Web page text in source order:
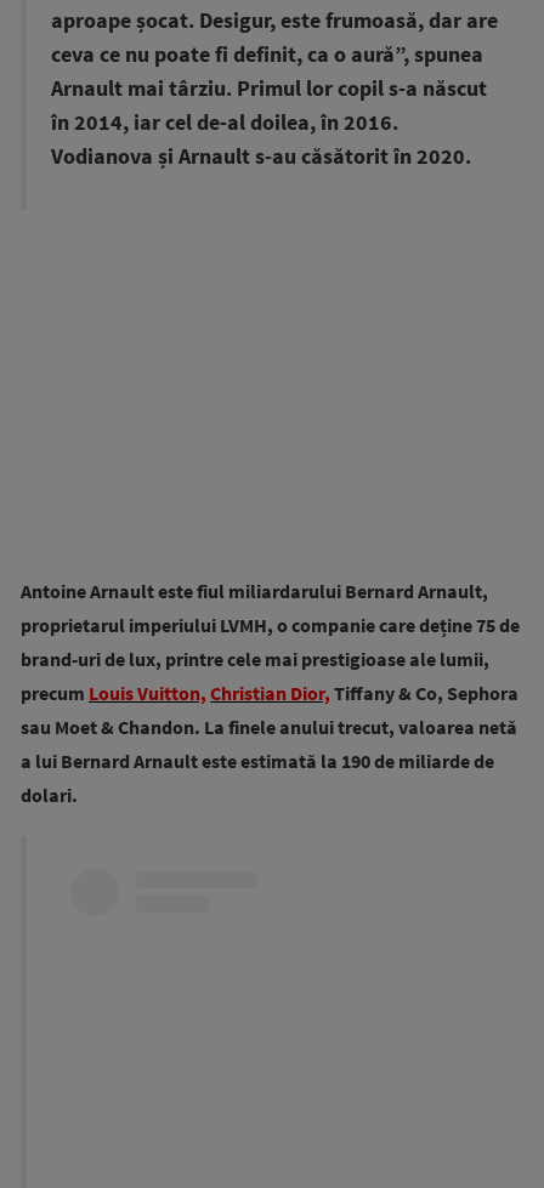
aproape șocat. Desigur, este frumoasă, dar are
ceva ce nu poate fi definit, ca o aură”, spunea
Arnault mai târziu. Primul lor copil s-a născut
în 2014, iar cel de-al doilea, în 2016.
Vodianova și Arnault s-au căsătorit în 2020.
Antoine Arnault este fiul miliardarului Bernard Arnault,
proprietarul imperiului LVMH, o companie care deține 75 de
brand-uri de lux, printre cele mai prestigioase ale lumii,
precum Louis Vuitton, Christian Dior, Tiffany & Co, Sephora
sau Moet & Chandon. La finele anului trecut, valoarea netă
a lui Bernard Arnault este estimată la 190 de miliarde de
dolari.